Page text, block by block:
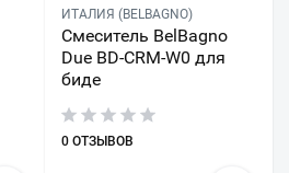
ИТАЛИЯ (BELBAGNO)
Смеситель BelBagno
Due BD-CRM-W0 для
биде
0 ОТЗЫВОВ